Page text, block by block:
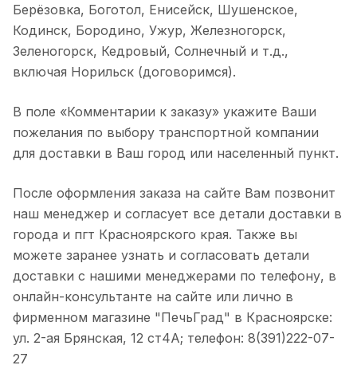
Берёзовка, Боготол, Енисейск, Шушенское,
Кодинск, Бородино, Ужур, Железногорск,
Зеленогорск, Кедровый, Солнечный и т.д.,
включая Норильск (договоримся).
В поле «Комментарии к заказу» укажите Ваши
пожелания по выбору транспортной компании
для доставки в Ваш город или населенный пункт.
После оформления заказа на сайте Вам позвонит
наш менеджер и согласует все детали доставки в
города и пгт Красноярского края. Также вы
можете заранее узнать и согласовать детали
доставки с нашими менеджерами по телефону, в
онлайн-консультанте на сайте или лично в
фирменном магазине "ПечьГрад" в Красноярске:
ул. 2-ая Брянская, 12 ст4А; телефон: 8(391)222-07-
27